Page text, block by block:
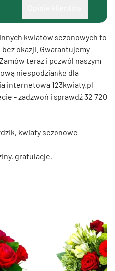
kwiatów sezonowych to
okazji. Gwarantujemy
teraz i pozwól naszym
niespodziankę dla
internetowa 123kwiaty.pl
- zadzwoń i sprawdź 32 720
kwiaty sezonowe
gratulacje,